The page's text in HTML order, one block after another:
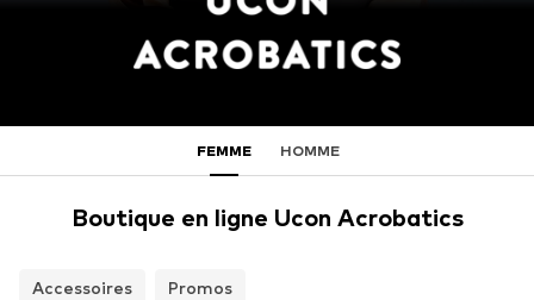
FEMME HOMME
Boutique en ligne Ucon Acrobatics
Accessoires Promos